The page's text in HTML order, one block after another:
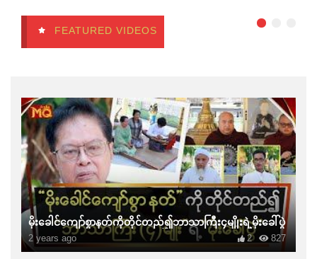
FEATURED VIDEOS
မိုးခေါင်ကျော်စွာနတ်ကိုတိုင်တည်၍ဘာသာကြီး၄မျိုးရဲ့မိုးခေါ်ပွဲ
2 years ago 827
2